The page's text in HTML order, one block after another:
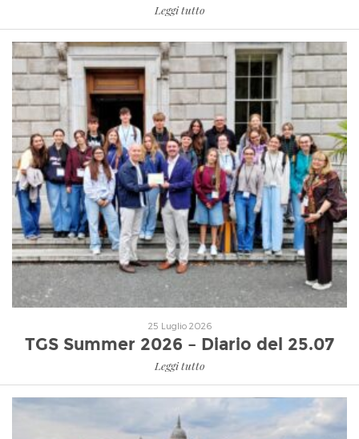
Leggi tutto
Leggi tutto
25 Luglio 2026
TGS Summer 2026 – Diario del 25.07
Leggi tutto